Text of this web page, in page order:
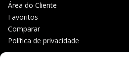
Área do Cliente
Favoritos
Comparar
Política de privacidade